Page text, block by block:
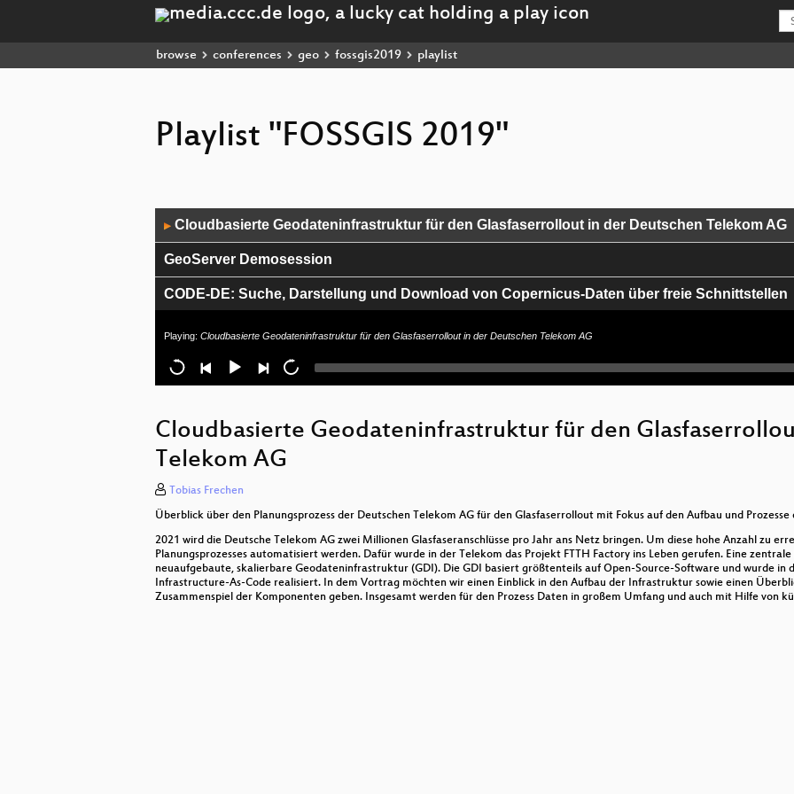
browse conferences geo fossgis2019 playlist
Playlist "FOSSGIS 2019"
Player
▶ Cloudbasierte Geodateninfrastruktur für den Glasfaserrollout in der Deutschen Telekom AG
GeoServer Demosession
CODE-DE: Suche, Darstellung und Download von Copernicus-Daten über freie Schnittstellen
Neues zur LKW-Maut in Deutschland; Probleme in OSM?
osm_address_db - Ein Statusbericht zu den Adressdaten
OpenStreetMap-Vandalismus für Datennutzer
Vom Luftbild zur Trassenplanung
Drohnenbilder im Web-GIS – Wie kommen Drohnen-Bilddaten mithilfe von OpenDroneMap ins
Untersuchung zum bezahlten und organisierten Mapping im OpenStreetMap Projekt – Zahlen
Playing: Cloudbasierte Geodateninfrastruktur für den Glasfaserrollout in der Deutschen Telekom AG
Cloudbasierte Geodateninfrastruktur für den
Telekom AG
Tobias Frechen
Überblick über den Planungsprozess der Deutschen Telekom AG für den Glasfaserrollout mit Fokus auf den Aufbau und
2021 wird die Deutsche Telekom AG zwei Millionen Glasfaseranschlüsse pro Jahr ans Netz bringen. Um diese hohe Anzahl zu
Planungsprozesses automatisiert werden. Dafür wurde in der Telekom das Projekt FTTH Factory ins Leben gerufen. Eine
neuaufgebaute, skalierbare Geodateninfrastruktur (GDI). Die GDI basiert größtenteils auf Open-Source-Software und wurde in
Infrastructure-As-Code realisiert. In dem Vortrag möchten wir einen Einblick in den Aufbau der Infrastruktur sowie einen
Zusammenspiel der Komponenten geben. Insgesamt werden für den Prozess Daten in großem Umfang und auch mit Hilfe von